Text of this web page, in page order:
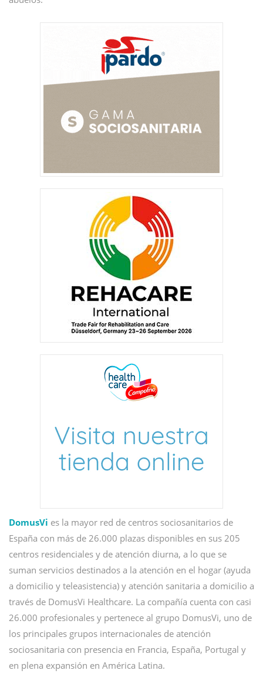
DomusVi es la mayor red de centros sociosanitarios de
España con más de 26.000 plazas disponibles en sus 205
centros residenciales y de atención diurna, a lo que se
suman servicios destinados a la atención en el hogar (ayuda
a domicilio y teleasistencia) y atención sanitaria a domicilio a
través de DomusVi Healthcare. La compañía cuenta con casi
26.000 profesionales y pertenece al grupo DomusVi, uno de
los principales grupos internacionales de atención
sociosanitaria con presencia en Francia, España, Portugal y
en plena expansión en América Latina.